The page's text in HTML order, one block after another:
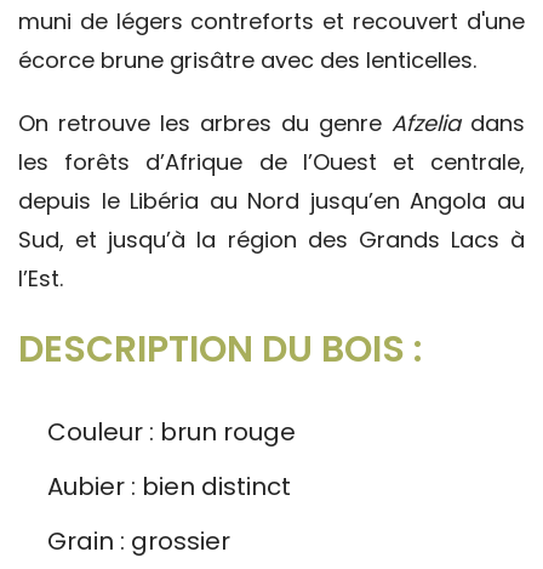
muni de légers contreforts et recouvert d'une
écorce brune grisâtre avec des lenticelles.
On retrouve les arbres du genre Afzeliadans
les forêts d’Afrique de l’Ouest et centrale,
depuis le Libéria au Nord jusqu’en Angola au
Sud, et jusqu’à la région des Grands Lacs à
l’Est.
DESCRIPTION DU BOIS :
Couleur : brun rouge
Aubier : bien distinct
Grain : grossier